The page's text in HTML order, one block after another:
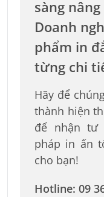
sàng
Doanh
phẩm in
từng chi
Hãy để
thành hiện
để nhận tư
pháp in ấn
cho bạn!
Hotline: 09